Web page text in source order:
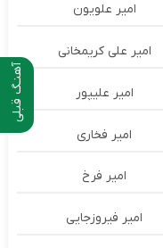
آهنـگ قبلی
امیر علویون
امیر علی کریمخانی
امیر علیپور
امیر فخاری
امیر فرخ
امیر فیروزجایی